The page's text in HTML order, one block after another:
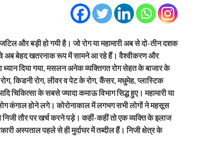
और बड़ी हो गयी है। जो रोग या महामारी अब से दो-तीन दशक
अब बेहद खतरनाक रूप में सामने आ रहे हैं। वैश्वीकरण और
ध्यान दिया गया, मसलन अनेक व्यक्तिगत रोग सेहत के बाजार के
किडनी रोग, लीवर व पेट के रोग, कैंसर, मधुमेह, प्लास्टिक
चिकित्सा के सबसे ज्यादा कमाऊ विभाग सिद्ध हुए। महामारी या
कंगाल होने लगे। कोरोनाकाल में लगभग सभी लोगों ने महसूस
तौर पर खर्च करने पड़े। कहीं-कहीं तो एक व्यक्ति के इलाज
अस्पताल पहले से ही मुर्दाघर में तब्दील हैं। निजी क्षेत्र के